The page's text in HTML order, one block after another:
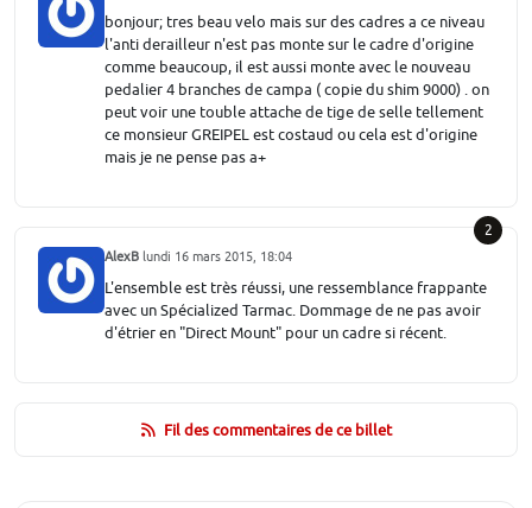
bonjour; tres beau velo mais sur des cadres a ce niveau
l'anti derailleur n'est pas monte sur le cadre d'origine
comme beaucoup, il est aussi monte avec le nouveau
pedalier 4 branches de campa ( copie du shim 9000) . on
peut voir une touble attache de tige de selle tellement
ce monsieur GREIPEL est costaud ou cela est d'origine
mais je ne pense pas a+
2
AlexB lundi 16 mars 2015, 18:04
L'ensemble est très réussi, une ressemblance frappante
avec un Spécialized Tarmac. Dommage de ne pas avoir
d'étrier en "Direct Mount" pour un cadre si récent.
Fil des commentaires de ce billet